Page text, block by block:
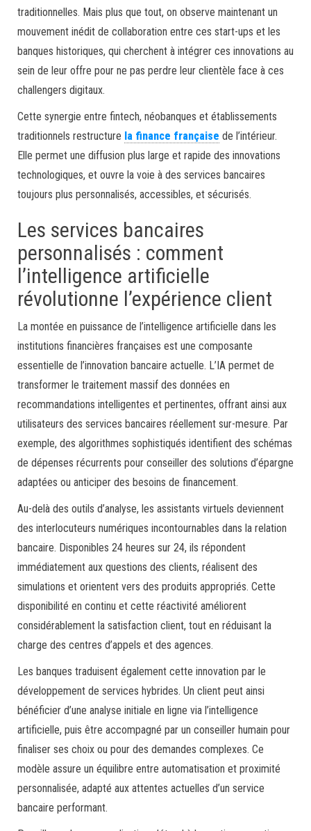
traditionnelles. Mais plus que tout, on observe maintenant un
mouvement inédit de collaboration entre ces start-ups et les
banques historiques, qui cherchent à intégrer ces innovations au
sein de leur offre pour ne pas perdre leur clientèle face à ces
challengers digitaux.
Cette synergie entre fintech, néobanques et établissements
traditionnels restructure la finance française de l’intérieur.
Elle permet une diffusion plus large et rapide des innovations
technologiques, et ouvre la voie à des services bancaires
toujours plus personnalisés, accessibles, et sécurisés.
Les services bancaires
personnalisés : comment
l’intelligence artificielle
révolutionne l’expérience client
La montée en puissance de l’intelligence artificielle dans les
institutions financières françaises est une composante
essentielle de l’innovation bancaire actuelle. L’IA permet de
transformer le traitement massif des données en
recommandations intelligentes et pertinentes, offrant ainsi aux
utilisateurs des services bancaires réellement sur-mesure. Par
exemple, des algorithmes sophistiqués identifient des schémas
de dépenses récurrents pour conseiller des solutions d’épargne
adaptées ou anticiper des besoins de financement.
Au-delà des outils d’analyse, les assistants virtuels deviennent
des interlocuteurs numériques incontournables dans la relation
bancaire. Disponibles 24 heures sur 24, ils répondent
immédiatement aux questions des clients, réalisent des
simulations et orientent vers des produits appropriés. Cette
disponibilité en continu et cette réactivité améliorent
considérablement la satisfaction client, tout en réduisant la
charge des centres d’appels et des agences.
Les banques traduisent également cette innovation par le
développement de services hybrides. Un client peut ainsi
bénéficier d’une analyse initiale en ligne via l’intelligence
artificielle, puis être accompagné par un conseiller humain pour
finaliser ses choix ou pour des demandes complexes. Ce
modèle assure un équilibre entre automatisation et proximité
personnalisée, adapté aux attentes actuelles d’un service
bancaire performant.